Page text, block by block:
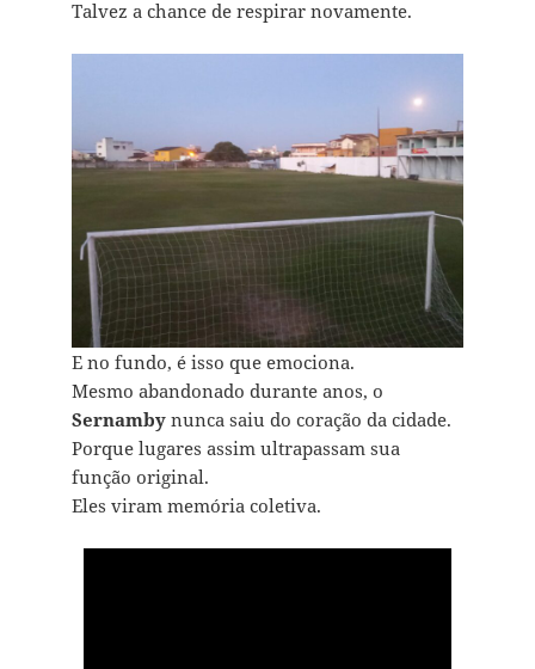
Talvez a chance de respirar novamente.
E no fundo, é isso que emociona.
Mesmo abandonado durante anos, o
Sernambynunca saiu do coração da cidade.
Porque lugares assim ultrapassam sua
função original.
Eles viram memória coletiva.